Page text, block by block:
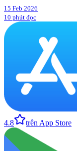
15 Feb 2026
10 phút đọc
4.8 trên App Store